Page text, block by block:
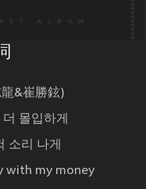
&崔勝鉉)
몰입하게
소리 나게
with my money